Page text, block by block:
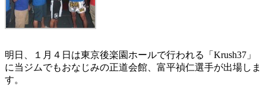
明日、１月４日は東京後楽園ホールで行われる「Krush37」
に当ジムでもおなじみの正道会館、富平禎仁選手が出場しま
す。